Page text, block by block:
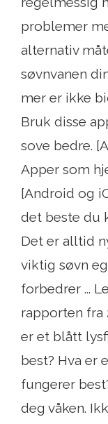
problemer
alternativ
søvnvanen
mer er ikke
Bruk disse
sove bedre.
Apper som
[Android og
det beste du
Det er alltid
viktig søvn
forbedrer ...
rapporten fra
er et blått
best? Hva er
fungerer
deg våken.